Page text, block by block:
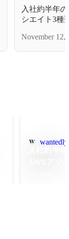
入社約半年
シエイト3種
November 12,